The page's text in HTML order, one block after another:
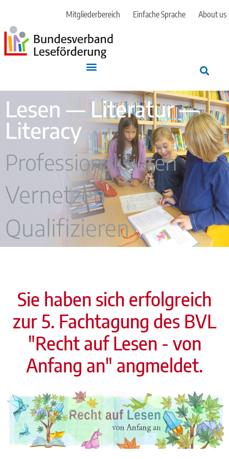
Mitgliederbereich Einfache Sprache About us
Lesen — Literatur —
Literacy
Professionalisieren
Vernetzen
Qualifizieren
Sie haben sich erfolgreich
zur 5. Fachtagung des BVL
"Recht auf Lesen - von
Anfang an" angmeldet.